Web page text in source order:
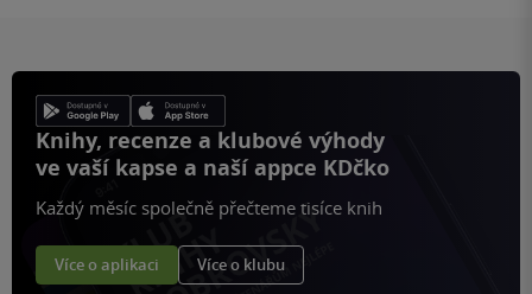
Knihy, recenze a klubové výhody
ve vaší kapse a naší appce KDčko
Každý měsíc společně přečteme tisíce knih
Více o aplikaci Více o klubu